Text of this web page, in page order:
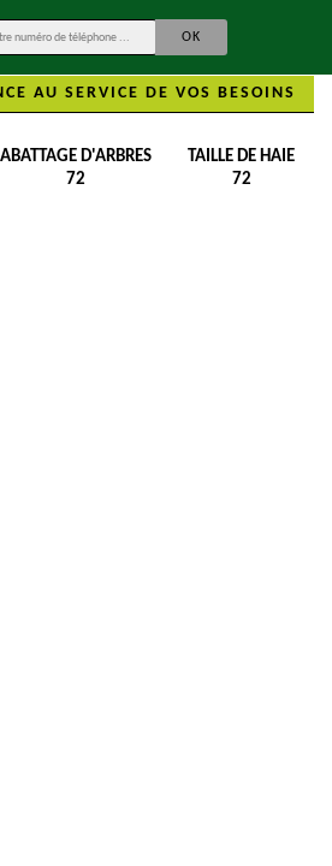
AU SERVICE DE VOS BESOINS
ABATTAGE D'ARBRES
72
TAILLE DE HAIE
72